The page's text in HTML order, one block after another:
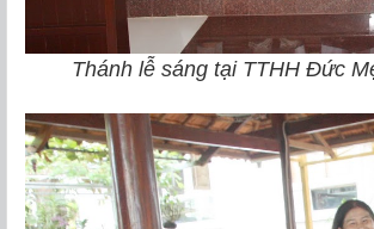
Thánh lễ sáng tại TTHH Đức